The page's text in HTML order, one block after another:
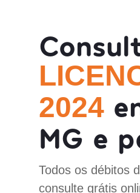
2024
MG e
Todos os débitos
consulte grátis